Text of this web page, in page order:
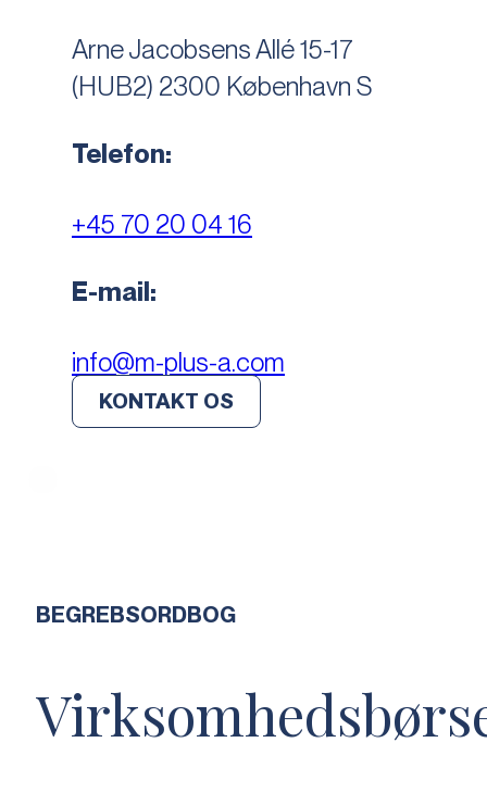
Arne Jacobsens Allé 15-17
(HUB2) 2300 København S
Telefon:
+45 70 20 04 16
E-mail:
info@m-plus-a.com
KONTAKT OS
BEGREBSORDBOG